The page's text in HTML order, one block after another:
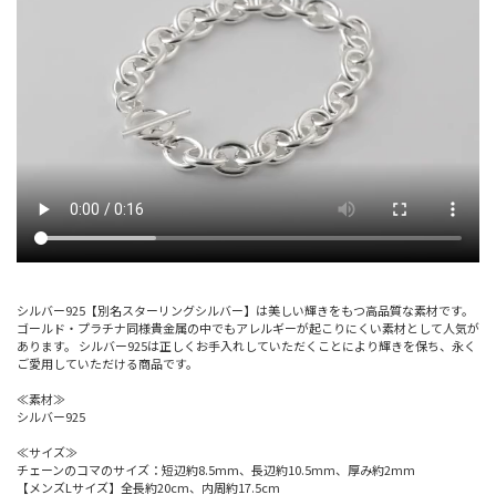
シルバー925【別名スターリングシルバー】は美しい輝きをもつ高品質な素材です。
ゴールド・プラチナ同様貴金属の中でもアレルギーが起こりにくい素材として人気が
あります。 シルバー925は正しくお手入れしていただくことにより輝きを保ち、永く
ご愛用していただける商品です。
≪素材≫
シルバー925
≪サイズ≫
チェーンのコマのサイズ：短辺約8.5mm、長辺約10.5mm、厚み約2mm
【メンズLサイズ】全長約20cm、内周約17.5cm